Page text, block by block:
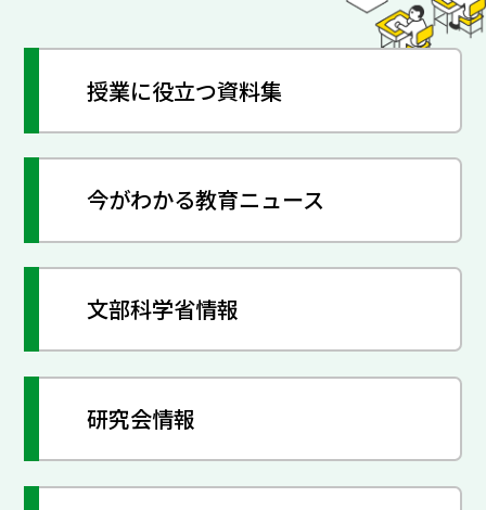
授業に役立つ資料集
今がわかる教育ニュース
文部科学省情報
研究会情報